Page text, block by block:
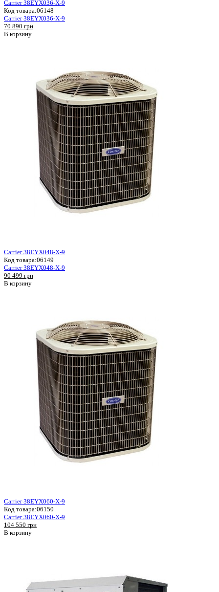
Carrier 38EYX036-X-9
Код товара:06148
Carrier 38EYX036-X-9
70 890 грн
В корзину
Carrier 38EYX048-X-9
Код товара:06149
Carrier 38EYX048-X-9
90 499 грн
В корзину
Carrier 38EYX060-X-9
Код товара:06150
Carrier 38EYX060-X-9
104 550 грн
В корзину